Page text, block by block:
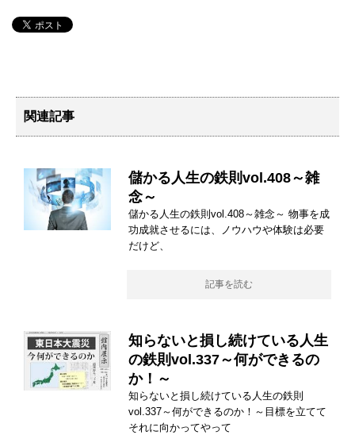
関連記事
儲かる人生の鉄則vol.408～雑
念～
儲かる人生の鉄則vol.408～雑念～ 物事を成
功成就させるには、ノウハウや体験は必要
だけど、
記事を読む
知らないと損し続けている人生
の鉄則vol.337～何ができるの
か！～
知らないと損し続けている人生の鉄則
vol.337～何ができるのか！～目標を立てて
それに向かってやって